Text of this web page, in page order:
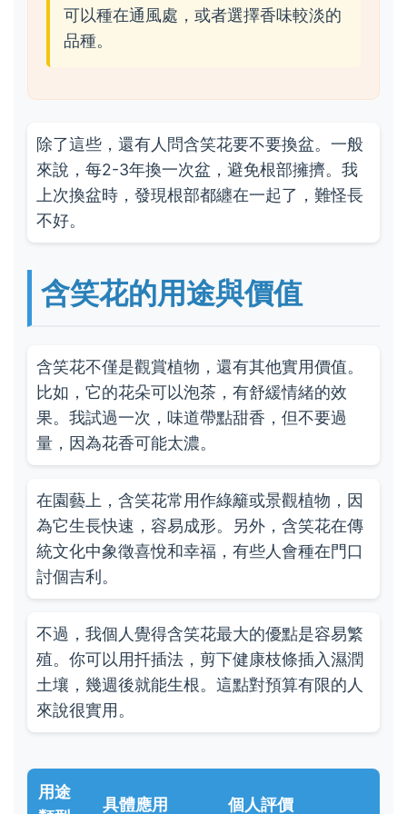
可以種在通風處，或者選擇香味較淡的
品種。
除了這些，還有人問含笑花要不要換盆。一般
來說，每2-3年換一次盆，避免根部擁擠。我
上次換盆時，發現根部都纏在一起了，難怪長
不好。
含笑花的用途與價值
含笑花不僅是觀賞植物，還有其他實用價值。
比如，它的花朵可以泡茶，有舒緩情緒的效
果。我試過一次，味道帶點甜香，但不要過
量，因為花香可能太濃。
在園藝上，含笑花常用作綠籬或景觀植物，因
為它生長快速，容易成形。另外，含笑花在傳
統文化中象徵喜悅和幸福，有些人會種在門口
討個吉利。
不過，我個人覺得含笑花最大的優點是容易繁
殖。你可以用扦插法，剪下健康枝條插入濕潤
土壤，幾週後就能生根。這點對預算有限的人
來說很實用。
用途
具體應用 個人評價